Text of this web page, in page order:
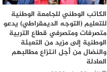
الكاتب الوطني للجامعة الوطنية
للتعليم (التوجه الديمقراطي) يدعو
متصرفات ومتصرفي قطاع التربية
الوطنية إلى مزيد من التعبئة
والنضال من أجل انتزاع مطالبهم
العادلة